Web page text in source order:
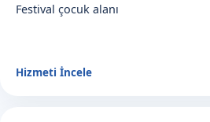
Festival çocuk alanı
Hizmeti İncele